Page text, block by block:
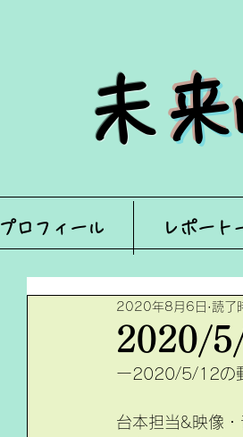
​
プロフィール レポート
2020/
2020年8月6日 読了
ー2020/5/12の
台本担当&映像